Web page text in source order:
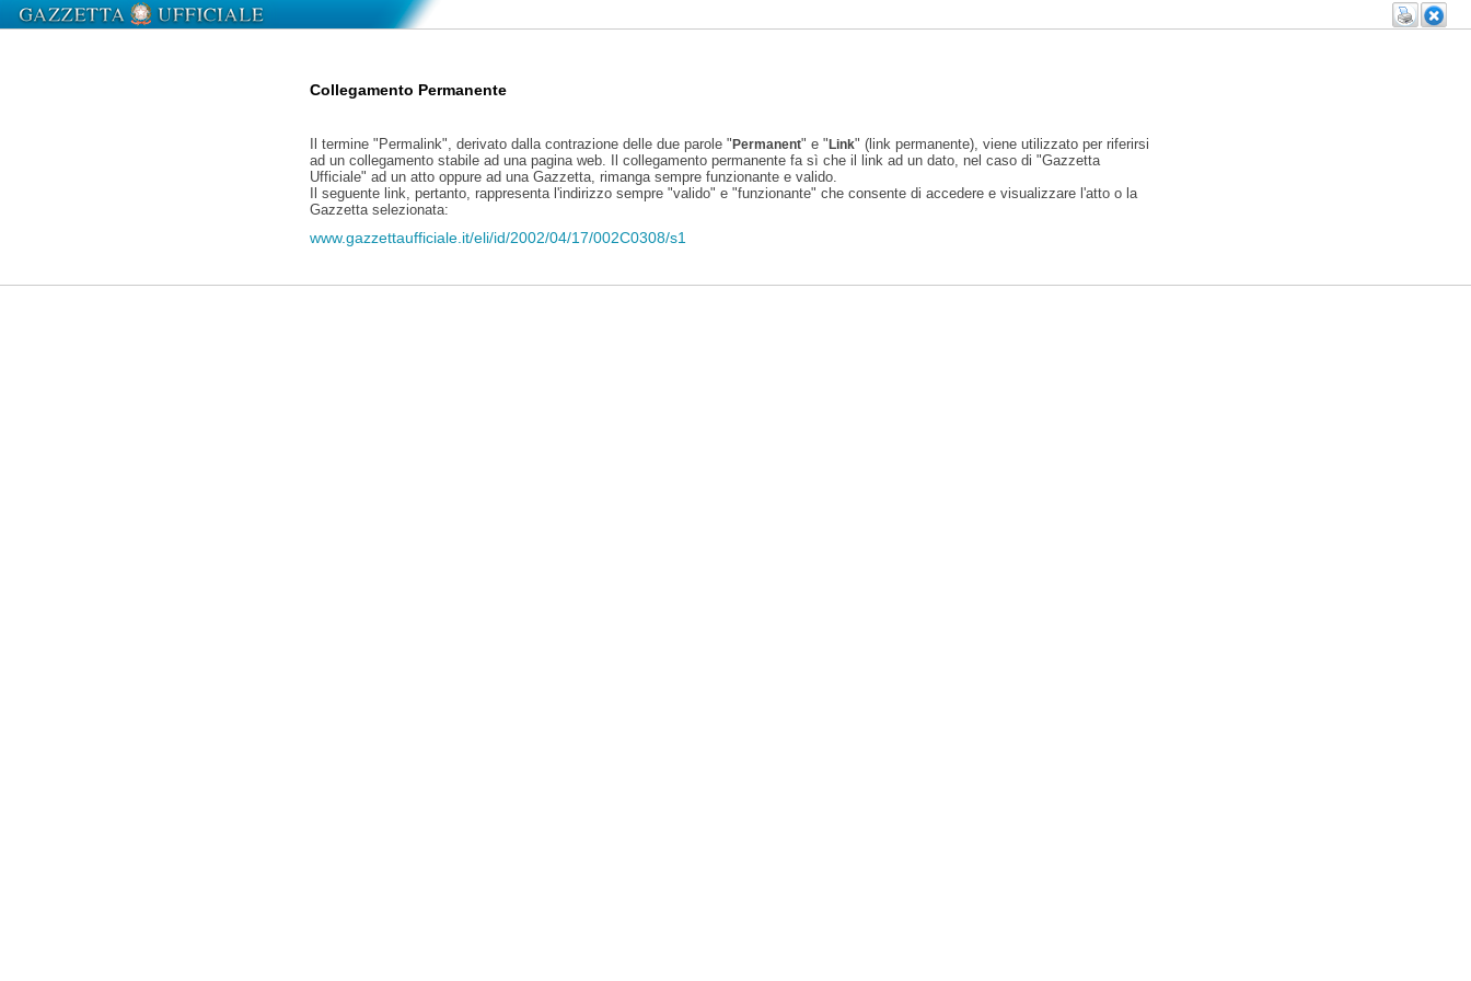
Collegamento Permanente
Il termine "Permalink", derivato dalla contrazione delle due parole "Permanent" e "Link" (link permanente), viene utilizzato per riferirsi
ad un collegamento stabile ad una pagina web. Il collegamento permanente fa sì che il link ad un dato, nel caso di "Gazzetta
Ufficiale" ad un atto oppure ad una Gazzetta, rimanga sempre funzionante e valido.
Il seguente link, pertanto, rappresenta l'indirizzo sempre "valido" e "funzionante" che consente di accedere e visualizzare l'atto o la
Gazzetta selezionata:
www.gazzettaufficiale.it/eli/id/2002/04/17/002C0308/s1